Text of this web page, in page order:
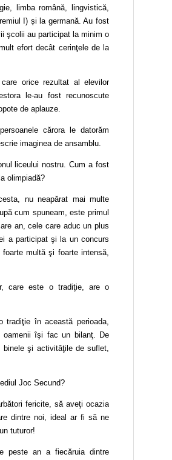
limba română, lingvistică,
I) și la germană. Au fost
şcolii au participat la minim o
efort decât cerinţele de la
orice rezultat al elevilor
le-au fost recunoscute
de aplauze.
cărora le datorăm
imaginea de ansamblu.
liceului nostru. Cum a fost
olimpiadă?
nu neapărat mai multe
cum spuneam, este primul
an, cele care aduc un plus
a participat şi la un concurs
multă şi foarte intensă,
care este o tradiţie, are o
în această perioada,
oamenii îşi fac un bilanţ. De
şi activităţile de suflet,
Joc Secund?
fericite, să aveţi ocazia
dintre noi, ideal ar fi să ne
tuturor!
peste an a fiecăruia dintre